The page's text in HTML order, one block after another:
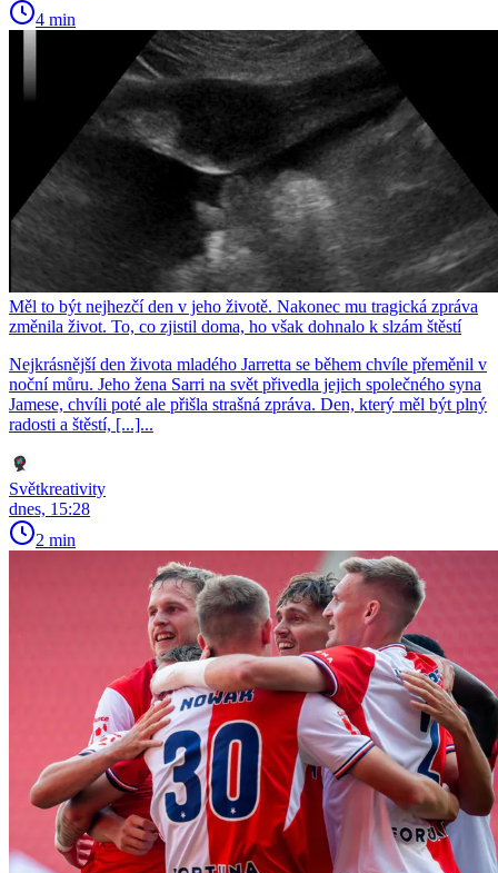
4 min
Měl to být nejhezčí den v jeho životě. Nakonec mu tragická zpráva
změnila život. To, co zjistil doma, ho však dohnalo k slzám štěstí
Nejkrásnější den života mladého Jarretta se během chvíle přeměnil v
noční můru. Jeho žena Sarri na svět přivedla jejich společného syna
Jamese, chvíli poté ale přišla strašná zpráva. Den, který měl být plný
radosti a štěstí, [...]...
Světkreativity
dnes, 15:28
2 min